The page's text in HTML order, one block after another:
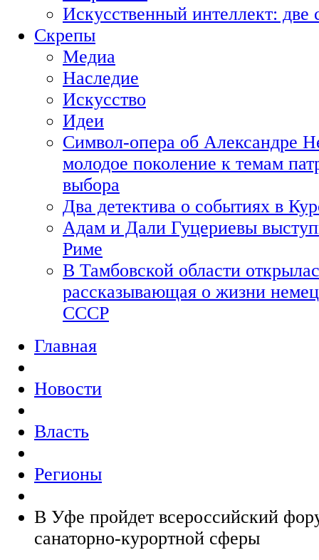
Искусственный интеллект:
Скрепы
Медиа
Наследие
Искусство
Идеи
Символ-опера об Александре
молодое поколение к темам
выбора
Два детектива о событиях в
Адам и Дали Гуцериевы
Риме
В Тамбовской области
рассказывающая о жизни
СССР
Главная
Новости
Власть
Регионы
В Уфе пройдет всероссийский
санаторно-курортной сферы